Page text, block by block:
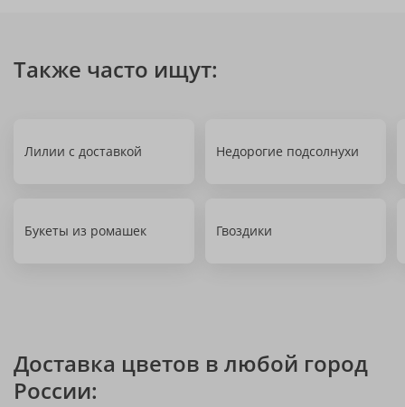
Также часто ищут:
Лилии с доставкой Недорогие подсолнухи
Букеты из ромашек Гвоздики
Доставка цветов в любой город
России: